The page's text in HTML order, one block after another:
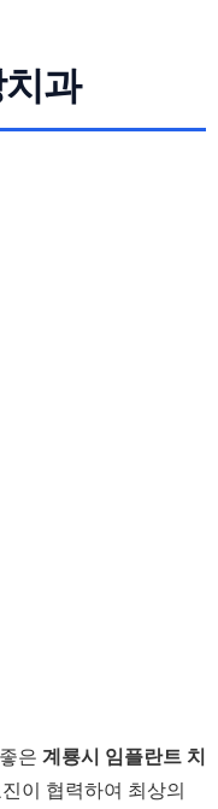
과
은 계룡시 임플란트 치
이 협력하여 최상의